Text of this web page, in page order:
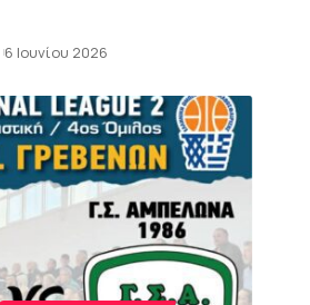
6 Ιουνίου 2026